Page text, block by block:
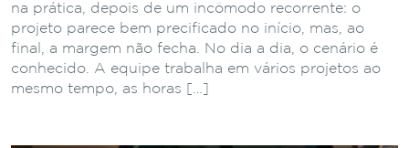
na prática, depois de um incômodo recorrente: o
projeto parece bem precificado no início, mas, ao
final, a margem não fecha. No dia a dia, o cenário é
conhecido. A equipe trabalha em vários projetos ao
mesmo tempo, as horas […]